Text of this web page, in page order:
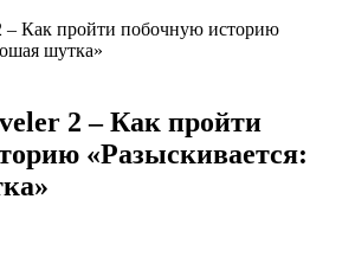
2 – Как пройти
«Разыскивается: